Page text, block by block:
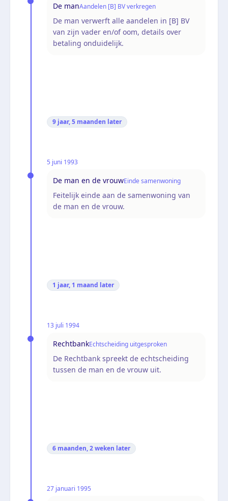
De manAandelen [B] BV verkregen
De man verwerft alle aandelen in [B] BV
van zijn vader en/of oom, details over
betaling onduidelijk.
9 jaar, 5 maanden later
5 juni 1993
De man en de vrouwEinde samenwoning
Feitelijk einde aan de samenwoning van
de man en de vrouw.
1 jaar, 1 maand later
13 juli 1994
RechtbankEchtscheiding uitgesproken
De Rechtbank spreekt de echtscheiding
tussen de man en de vrouw uit.
6 maanden, 2 weken later
27 januari 1995